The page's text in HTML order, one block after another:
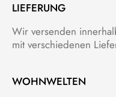
LIEFERUNG
Wir versenden
mit verschiedenen
WOHNWELTEN